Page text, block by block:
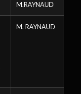
M.RAYNAUD
M. RAYNAUD